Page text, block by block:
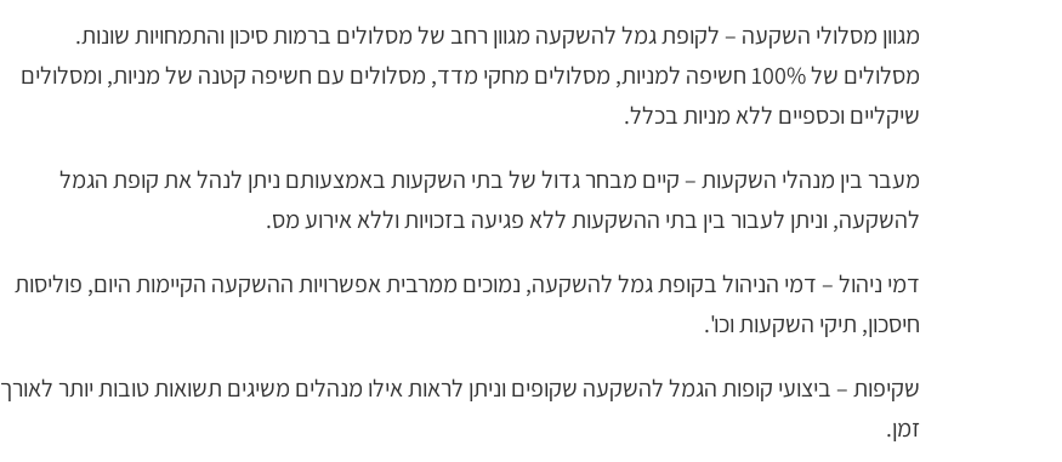
מגוון מסלולי השקעה – לקופת גמל להשקעה מגוון רחב של מסלולים ברמות סיכון והתמחויות שונות.
מסלולים של 100% חשיפה למניות, מסלולים מחקי מדד, מסלולים עם חשיפה קטנה של מניות, ומסלולים
שיקליים וכספיים ללא מניות בכלל.
מעבר בין מנהלי השקעות – קיים מבחר גדול של בתי השקעות באמצעותם ניתן לנהל את קופת הגמל
להשקעה, וניתן לעבור בין בתי ההשקעות ללא פגיעה בזכויות וללא אירוע מס.
דמי ניהול – דמי הניהול בקופת גמל להשקעה, נמוכים ממרבית אפשרויות ההשקעה הקיימות היום, פוליסות
חיסכון, תיקי השקעות וכו'.
שקיפות – ביצועי קופות הגמל להשקעה שקופים וניתן לראות אילו מנהלים משיגים תשואות טובות יותר לאורך
זמן.